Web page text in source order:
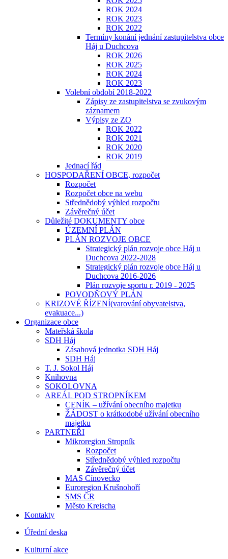
ROK 2024
ROK 2023
​​​​​ROK 2022
Termíny konání jednání zastupitelstva obce
Háj u Duchcova
ROK 2026
ROK 2025
ROK 2024
ROK 2023
Volební období 2018-2022
Zápisy ze zastupitelstva se zvukovým
záznamem
Výpisy ze ZO
ROK 2022
ROK 2021
ROK 2020
ROK 2019
Jednací řád
HOSPODAŘENÍ OBCE, rozpočet
Rozpočet
Rozpočet obce na webu
Střednědobý výhled rozpočtu
Závěrečný účet
Důležité DOKUMENTY obce
ÚZEMNÍ PLÁN
PLÁN ROZVOJE OBCE
Strategický plán rozvoje obce Háj u
Duchcova 2022-2028
Strategický plán rozvoje obce Háj u
Duchcova 2016-2026
Plán rozvoje sportu r. 2019 - 2025
POVODŇOVÝ PLÁN
KRIZOVÉ ŘÍZENÍ(varování obyvatelstva,
evakuace...)
Organizace obce
Mateřská škola
SDH Háj
Zásahová jednotka SDH Háj
SDH Háj
T. J. Sokol Háj
Knihovna
SOKOLOVNA
AREÁL POD STROPNÍKEM
CENÍK – užívání obecního majetku
ŽÁDOST o krátkodobé užívání obecního
majetku
PARTNEŘI
Mikroregion Stropník
Rozpočet
Střednědobý výhled rozpočtu
Závěrečný účet
MAS Cínovecko
Euroregion Krušnohoří
SMS ČR
Město Kreischa
Kontakty
Úřední deska
Kulturní akce